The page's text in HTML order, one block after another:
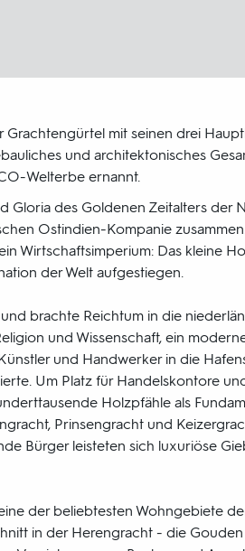
mit seinen drei
und architektonisches
Welterbe ernannt.
Gloria des Goldenen Zeitalters der
Ostindien-Kompanie
Wirtschaftsimperium: Das kleine
der Welt aufgestiegen.
brachte Reichtum in die
und Wissenschaft, ein
und Handwerker in die
Um Platz für Handelskontore
Holzpfähle als
Prinsengracht und
Bürger leisteten sich luxuriöse
der beliebtesten Wohngebiete
in der Herengracht - die